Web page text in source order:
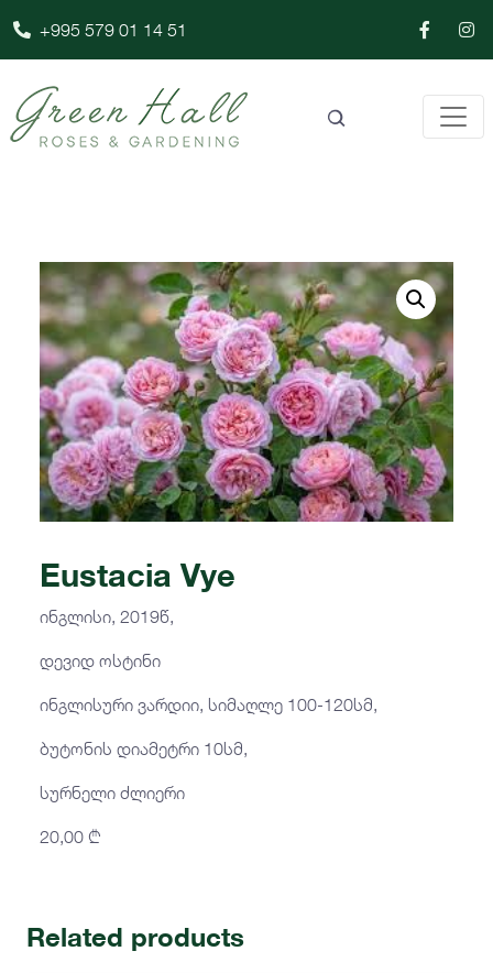
+995 579 01 14 51
Eustacia Vye
ინგლისი, 2019წ,
დევიდ ოსტინი
ინგლისური ვარდიი, სიმაღლე 100-120სმ,
ბუტონის დიამეტრი 10სმ,
სურნელი ძლიერი
20,00 ₾
Related products